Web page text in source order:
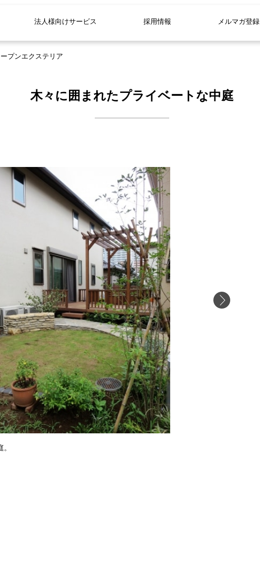
法人様向けサービス 採用情報 メルマガ登録
プンエクステリア
木々に囲まれたプライベートな中庭